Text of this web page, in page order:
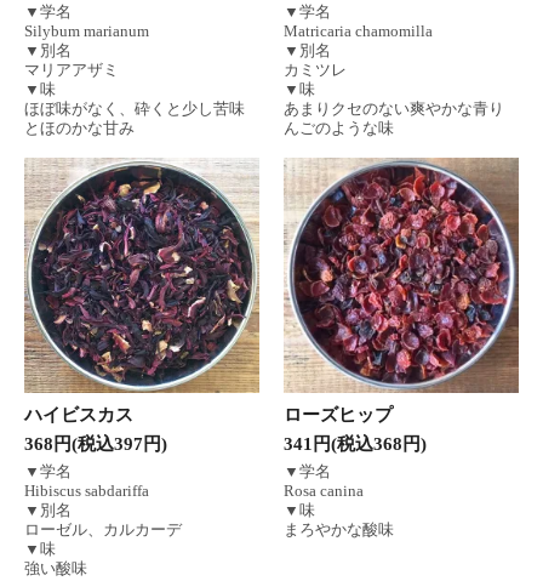
▼学名
Silybum marianum
▼別名
マリアアザミ
▼味
ほぼ味がなく、砕くと少し苦味
とほのかな甘み
▼学名
Matricaria chamomilla
▼別名
カミツレ
▼味
あまりクセのない爽やかな青り
んごのような味
ハイビスカス
368円(税込397円)
▼学名
Hibiscus sabdariffa
▼別名
ローゼル、カルカーデ
▼味
強い酸味
ローズヒップ
341円(税込368円)
▼学名
Rosa canina
▼味
まろやかな酸味